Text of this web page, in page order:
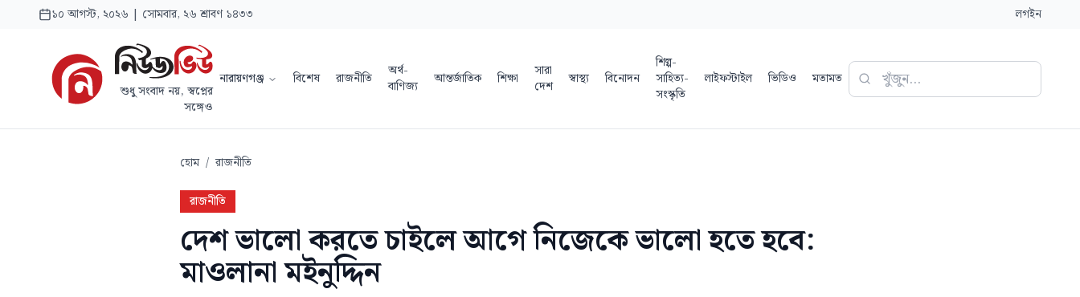
১০ আগস্ট, ২০২৬ | সোমবার, ২৬ শ্রাবণ ১৪৩৩ লগইন
শুধু সংবাদ নয়, স্বপ্নের
সঙ্গেও
নারায়ণগঞ্জ বিশেষ রাজনীতি
অর্থ-
বাণিজ্য
আন্তর্জাতিক শিক্ষা
সারা
দেশ
স্বাস্থ্য বিনোদন
শিল্প-
সাহিত্য-
সংস্কৃতি
লাইফস্টাইল ভিডিও মতামত
হোম / রাজনীতি
রাজনীতি
দেশ ভালো করতে চাইলে আগে নিজেকে ভালো হতে হবে:
মাওলানা মইনুদ্দিন